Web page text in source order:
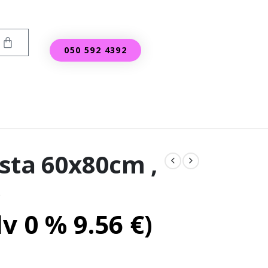
050 592 4392
60x80cm ,
0 % 9.56 €)